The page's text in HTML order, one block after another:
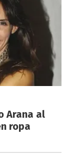
Arana al
ropa